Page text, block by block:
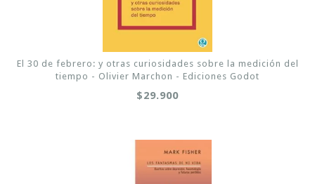
El 30 de febrero: y otras curiosidades sobre la medición del
tiempo - Olivier Marchon - Ediciones Godot
$29.900